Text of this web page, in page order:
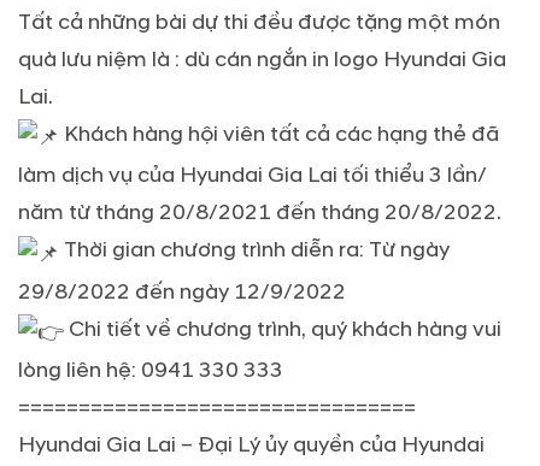
Tất cả những bài dự thi đều được tặng một món
quà lưu niệm là : dù cán ngắn in logo Hyundai Gia
Lai.
Khách hàng hội viên tất cả các hạng thẻ đã
làm dịch vụ của Hyundai Gia Lai tối thiểu 3 lần/
năm từ tháng 20/8/2021 đến tháng 20/8/2022.
Thời gian chương trình diễn ra: Từ ngày
29/8/2022 đến ngày 12/9/2022
Chi tiết về chương trình, quý khách hàng vui
lòng liên hệ: 0941 330 333
=================================
Hyundai Gia Lai – Đại Lý ủy quyền của Hyundai